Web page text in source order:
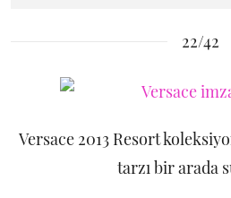
22/42
Versace 2013 Resort
tarzı bir arada